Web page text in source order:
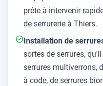
prête à intervenir
de serrurerie à Thiers.
Installation de
sortes de serrures,
serrures multiverrons,
à code, de serrures